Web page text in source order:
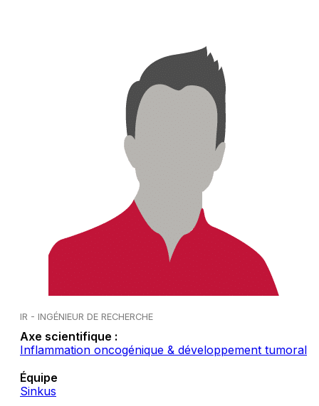
IR - INGÉNIEUR DE RECHERCHE
Axe scientifique :
Inflammation oncogénique & développement tumoral
Équipe
Sinkus